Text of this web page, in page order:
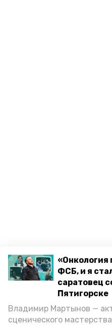
«Онкология
ФСБ, и я
саратовец
Пятигорске
Владимир Мартынов —
сценического